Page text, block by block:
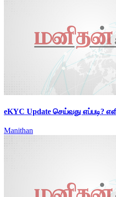
eKYC Update செய்வது
Manithan